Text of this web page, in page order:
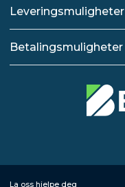
Leveringsmuligheter
Betalingsmuligheter
La oss hjelpe deg